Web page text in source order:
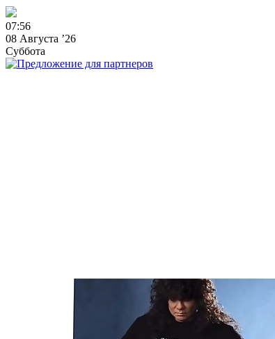
07:56
08 Августа ’26
Суббота